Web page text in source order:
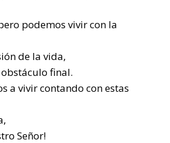
podemos vivir con la
de la vida,
final.
a vivir contando con estas
Señor!